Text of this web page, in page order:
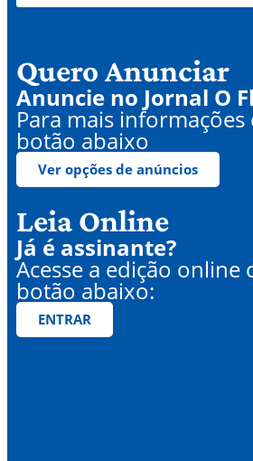
Quero Anunciar
Anuncie no Jornal O
Para mais
botão abaixo
Ver opções de anúncios
Leia Online
Já é assinante?
Acesse a edição online
botão abaixo:
ENTRAR